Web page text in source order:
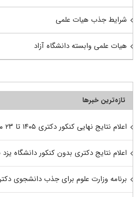
شرایط جذب هیات علمی
هیات علمی وابسته دانشگاه آزاد
تازه‌ترین خبرها
اعلام نتایج نهایی کنکور دکتری ۱۴۰۵ تا ۲۳ مرداد
اعلام نتایج دکتری بدون کنکور دانشگاه یزد ۱۴۰۵
برنامه وزارت علوم برای جذب دانشجوی